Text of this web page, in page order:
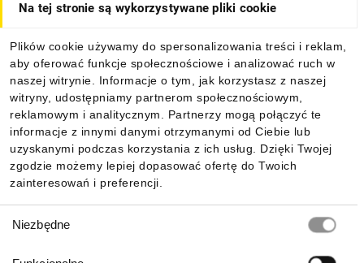
Na tej stronie są wykorzystywane pliki cookie
Plików cookie używamy do spersonalizowania treści i reklam,
aby oferować funkcje społecznościowe i analizować ruch w
naszej witrynie. Informacje o tym, jak korzystasz z naszej
witryny, udostępniamy partnerom społecznościowym,
reklamowym i analitycznym. Partnerzy mogą połączyć te
informacje z innymi danymi otrzymanymi od Ciebie lub
uzyskanymi podczas korzystania z ich usług. Dzięki Twojej
zgodzie możemy lepiej dopasować ofertę do Twoich
zainteresowań i preferencji.
zgody
Niezbędne
Informacje
Pobierz naszą aplikację mobilną: